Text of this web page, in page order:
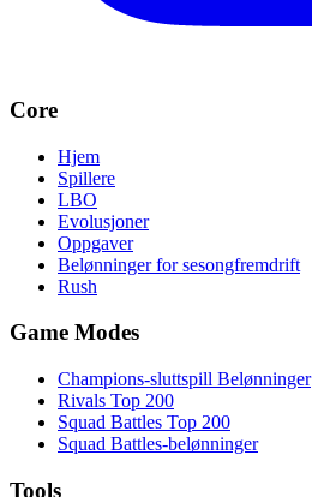
Core
Hjem
Spillere
LBO
Evolusjoner
Oppgaver
Belønninger for sesongfremdrift
Rush
Game Modes
Champions-sluttspill Belønninger
Rivals Top 200
Squad Battles Top 200
Squad Battles-belønninger
Tools